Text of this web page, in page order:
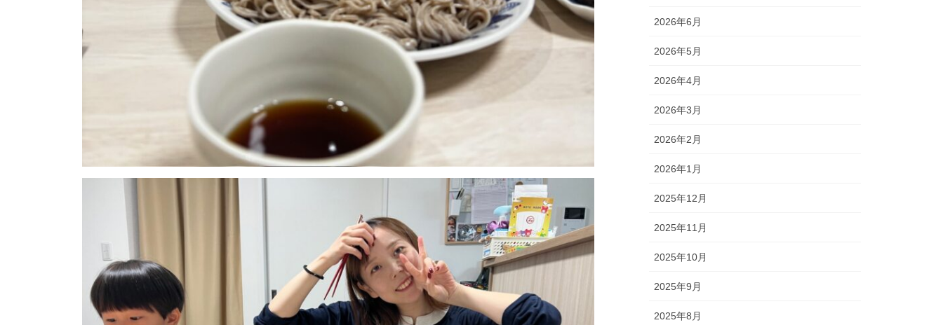
2026年6月
2026年5月
2026年4月
2026年3月
2026年2月
2026年1月
2025年12月
2025年11月
2025年10月
2025年9月
2025年8月